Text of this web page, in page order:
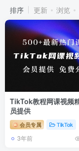
排序 更新 浏览
TikTok教程网课视频
员提供
会员专属 TikTok
3年前